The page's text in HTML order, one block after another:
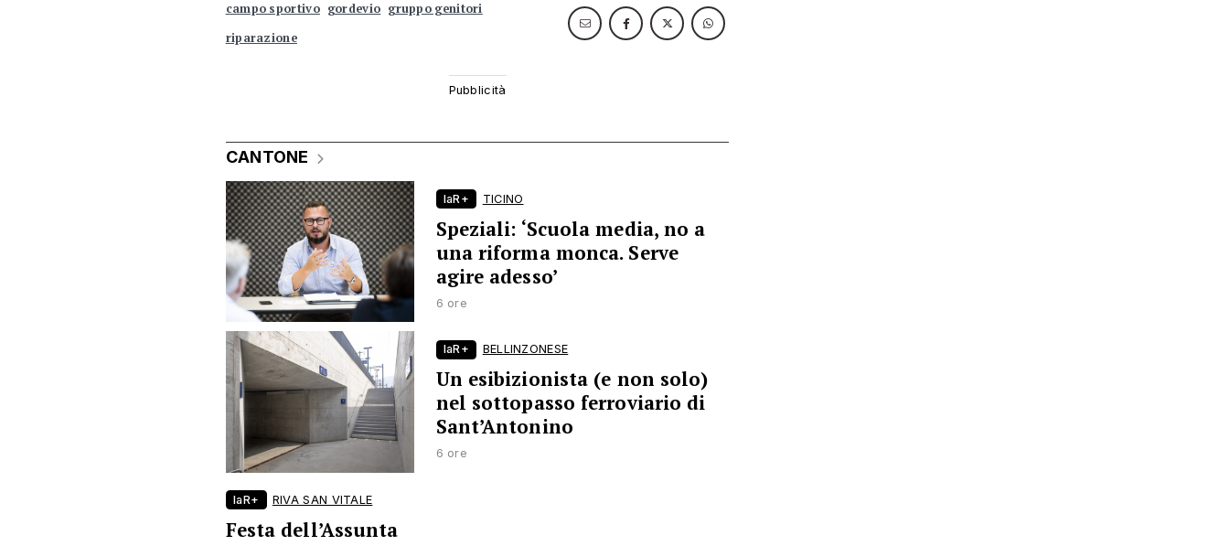
campo sportivo gordevio gruppo genitori
riparazione
CANTONE
laR+ TICINO
Speziali: ‘Scuola media, no a
una riforma monca. Serve
agire adesso’
6 ore
laR+ BELLINZONESE
Un esibizionista (e non solo)
nel sottopasso ferroviario di
Sant’Antonino
6 ore
laR+ RIVA SAN VITALE
Festa dell’Assunta